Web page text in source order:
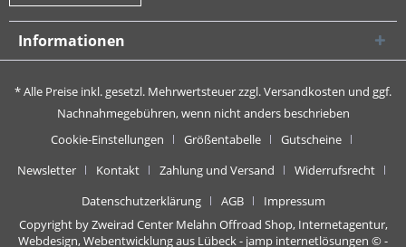
Informationen
* Alle Preise inkl. gesetzl. Mehrwertsteuer zzgl.Versandkosten und ggf.
Nachnahmegebühren, wenn nicht anders beschrieben
Cookie-Einstellungen
Größentabelle
Gutscheine
Newsletter
Kontakt Zahlung und Versand
Widerrufsrecht
Datenschutzerklärung
AGB
Impressum
Copyright by Zweirad Center Melahn Offroad Shop, Internetagentur,
Webdesign, Webentwicklung aus Lübeck - jamp internetlösungen © -